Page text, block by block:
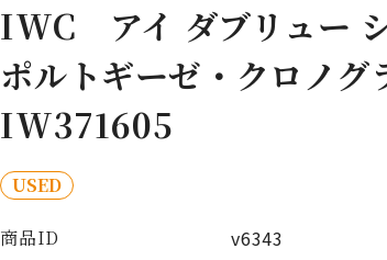
IWC アイ ダブリュー
ポルトギーゼ・クロノグ
IW371605
USED
商品ID v6343